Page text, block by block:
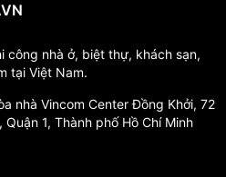
công nhà ở, biệt thự, khách sạn,
tại Việt Nam.
nhà Vincom Center Đồng Khởi, 72
1, Thành phố Hồ Chí Minh